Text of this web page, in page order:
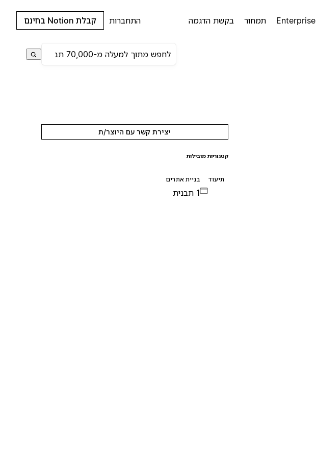
Enterprise תמחור בקשת הדגמה התחברות קבלת Notion בחינם
יצירת קשר עם היוצר/ת
קטגוריות מובילות
תיעוד בניית אתרים
1 תבנית